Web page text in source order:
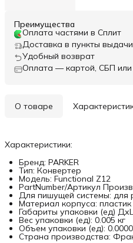
Преимущества
Оплата частями в Сплит
Доставка в пункты
Удобный возврат
Оплата — картой, СБП
О товаре
Характеристики:
Бренд: PARKER
Тип: Конвертер
Модель: Functional Z12
PartNumber/Артикул
Для пишущей системы: для
Материал корпуса: пластик
Габариты упаковки (ед)
Вес упаковки (ед): 0.005 кг
Объем упаковки (ед):
Страна производства: